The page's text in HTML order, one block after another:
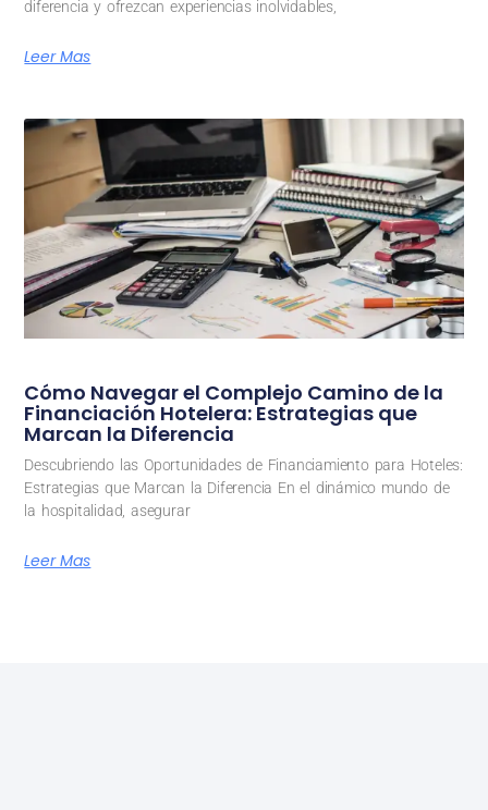
diferencia y ofrezcan experiencias inolvidables,
Leer Mas
Cómo Navegar el Complejo Camino de la
Financiación Hotelera: Estrategias que
Marcan la Diferencia
Descubriendo las Oportunidades de Financiamiento para Hoteles:
Estrategias que Marcan la Diferencia En el dinámico mundo de
la hospitalidad, asegurar
Leer Mas